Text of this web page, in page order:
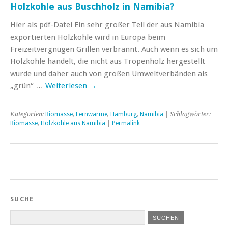
Holzkohle aus Buschholz in Namibia?
Hier als pdf-Datei Ein sehr großer Teil der aus Namibia
exportierten Holzkohle wird in Europa beim
Freizeitvergnügen Grillen verbrannt. Auch wenn es sich um
Holzkohle handelt, die nicht aus Tropenholz hergestellt
wurde und daher auch von großen Umweltverbänden als
„grün“ … Weiterlesen →
Kategorien: Biomasse, Fernwärme, Hamburg, Namibia | Schlagwörter:
Biomasse, Holzkohle aus Namibia Permalink
SUCHE